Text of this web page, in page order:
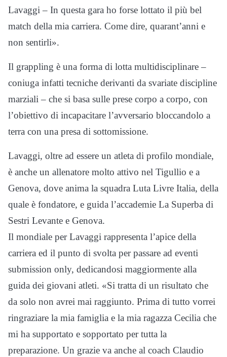
Lavaggi – In questa gara ho forse lottato il più bel
match della mia carriera. Come dire, quarant’anni e
non sentirli».
Il grappling è una forma di lotta multidisciplinare –
coniuga infatti tecniche derivanti da svariate discipline
marziali – che si basa sulle prese corpo a corpo, con
l’obiettivo di incapacitare l’avversario bloccandolo a
terra con una presa di sottomissione.
Lavaggi, oltre ad essere un atleta di profilo mondiale,
è anche un allenatore molto attivo nel Tigullio e a
Genova, dove anima la squadra Luta Livre Italia, della
quale è fondatore, e guida l’accademie La Superba di
Sestri Levante e Genova.
Il mondiale per Lavaggi rappresenta l’apice della
carriera ed il punto di svolta per passare ad eventi
submission only, dedicandosi maggiormente alla
guida dei giovani atleti. «Si tratta di un risultato che
da solo non avrei mai raggiunto. Prima di tutto vorrei
ringraziare la mia famiglia e la mia ragazza Cecilia che
mi ha supportato e sopportato per tutta la
preparazione. Un grazie va anche al coach Claudio